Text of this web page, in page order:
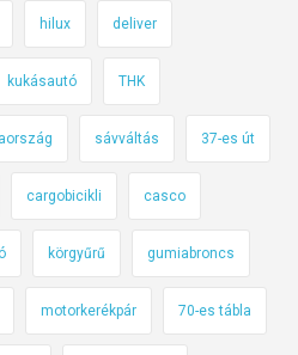
hilux deliver
kukásautó THK
sávváltás 37-es út
cargobicikli casco
körgyűrű gumiabroncs
motorkerékpár 70-es tábla